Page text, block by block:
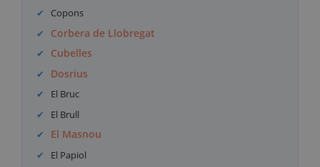
Copons
Corbera de Llobregat
Cubelles
Dosrius
El Bruc
El Brull
El Masnou
El Papiol